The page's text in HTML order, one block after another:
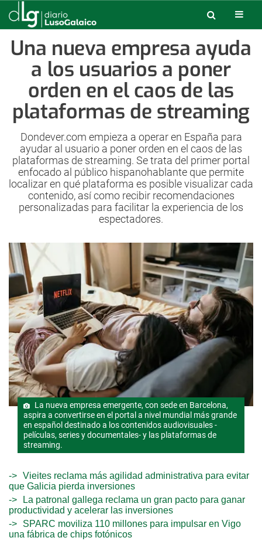
Una nueva empresa ayuda
a los usuarios a poner
orden en el caos de las
plataformas de streaming
Dondever.com empieza a operar en España para
ayudar al usuario a poner orden en el caos de las
plataformas de streaming. Se trata del primer portal
enfocado al público hispanohablante que permite
localizar en qué plataforma es posible visualizar cada
contenido, así como recibir recomendaciones
personalizadas para facilitar la experiencia de los
espectadores.
La nueva empresa emergente, con sede en Barcelona,
aspira a convertirse en el portal a nivel mundial más grande
en español destinado a los contenidos audiovisuales -
películas, series y documentales- y las plataformas de
streaming.
Vieites reclama más agilidad administrativa para evitar
que Galicia pierda inversiones
La patronal gallega reclama un gran pacto para ganar
productividad y acelerar las inversiones
SPARC moviliza 110 millones para impulsar en Vigo
una fábrica de chips fotónicos